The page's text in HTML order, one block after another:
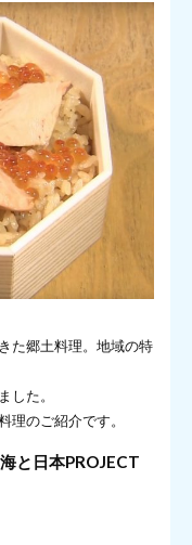
た郷土料理。地域の特
した。
理のご紹介です。
と日本PROJECT